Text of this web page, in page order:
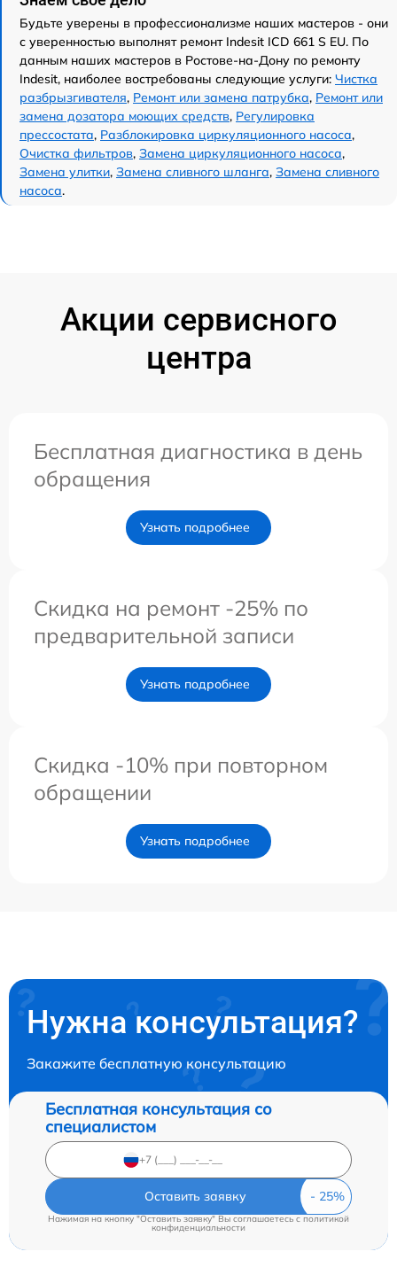
Будьте уверены в профессионализме наших мастеров - они
с уверенностью выполнят ремонт Indesit ICD 661 S EU. По
данным наших мастеров в Ростове-на-Дону по ремонту
Indesit, наиболее востребованы следующие услуги: Чистка
разбрызгивателя, Ремонт или замена патрубка, Ремонт или
замена дозатора моющих средств, Регулировка
прессостата, Разблокировка циркуляционного насоса,
Очистка фильтров, Замена циркуляционного насоса,
Замена улитки, Замена сливного шланга, Замена сливного
насоса.
Акции сервисного
центра
Бесплатная диагностика в день
обращения
Узнать подробнее
Скидка на ремонт -25% по
предварительной записи
Узнать подробнее
Скидка -10% при повторном
обращении
Узнать подробнее
Нужна консультация?
Закажите бесплатную консультацию
Бесплатная консультация со
специалистом
Оставить заявку
Нажимая на кнопку "Оставить заявку" Вы соглашаетесь cполитикой
конфиденциальности